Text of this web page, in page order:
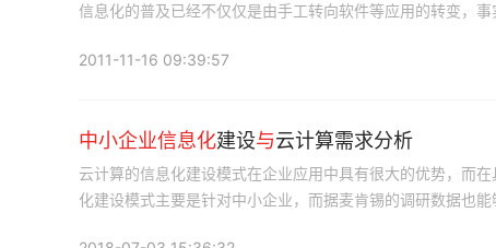
信息化的普及已经不仅仅是由手工转向软件等应用的转变，
2011-11-16 09:39:57
中小企业信息化建设与云计算需求分析
云计算的信息化建设模式在企业应用中具有很大的优势，而
化建设模式主要是针对中小企业，而据麦肯锡的调研数据也